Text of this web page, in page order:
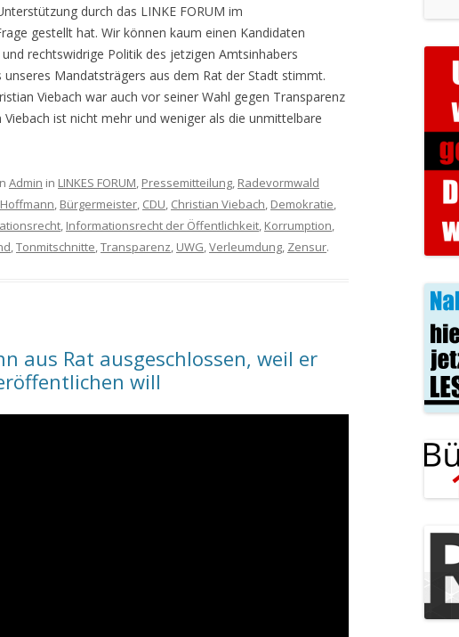
durch das LINKE FORUM im
gestellt hat. Wir können kaum einen Kandidaten
rechtswidrige Politik des jetzigen Amtsinhabers
Mandatsträgers aus dem Rat der Stadt stimmt.
Viebach war auch vor seiner Wahl gegen Transparenz
ist nicht mehr und weniger als die unmittelbare
Admin in LINKES FORUM, Pressemitteilung, Radevormwald
, Bürgermeister, CDU, Christian Viebach, Demokratie,
, Informationsrecht der Öffentlichkeit, Korrumption,
,Tonmitschnitte,Transparenz, UWG,Verleumdung, Zensur.
aus Rat ausgeschlossen, weil er
will